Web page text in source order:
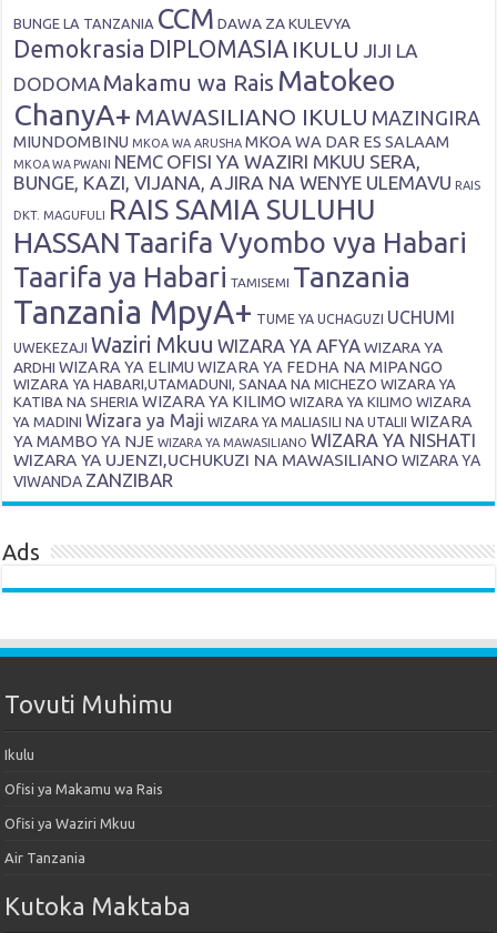
BUNGE LA TANZANIA CCM DAWA ZA KULEVYA
Demokrasia DIPLOMASIA IKULU JIJI LA
DODOMA Makamu wa Rais Matokeo
ChanyA+ MAWASILIANO IKULU MAZINGIRA
MIUNDOMBINU MKOA WA ARUSHA MKOA WA DAR ES SALAAM
MKOA WA PWANI NEMC OFISI YA WAZIRI MKUU SERA,
BUNGE, KAZI, VIJANA, AJIRA NA WENYE ULEMAVU RAIS
DKT. MAGUFULI RAIS SAMIA SULUHU
HASSAN Taarifa Vyombo vya Habari
Taarifa ya Habari TAMISEMI Tanzania
Tanzania MpyA+ TUME YA UCHAGUZI UCHUMI
UWEKEZAJI Waziri Mkuu WIZARA YA AFYA WIZARA YA
ARDHI WIZARA YA ELIMU WIZARA YA FEDHA NA MIPANGO
WIZARA YA HABARI,UTAMADUNI, SANAA NA MICHEZO WIZARA YA
KATIBA NA SHERIA WIZARA YA KILIMO WIZARA YA KILIMO WIZARA
YA MADINI Wizara ya Maji WIZARA YA MALIASILI NA UTALII WIZARA
YA MAMBO YA NJE WIZARA YA MAWASILIANO WIZARA YA NISHATI
WIZARA YA UJENZI,UCHUKUZI NA MAWASILIANO WIZARA YA
VIWANDA ZANZIBAR
Ads
Tovuti Muhimu
Ikulu
Ofisi ya Makamu wa Rais
Ofisi ya Waziri Mkuu
Air Tanzania
Kutoka Maktaba